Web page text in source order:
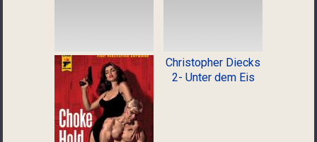
Christopher Diecks
2- Unter dem Eis